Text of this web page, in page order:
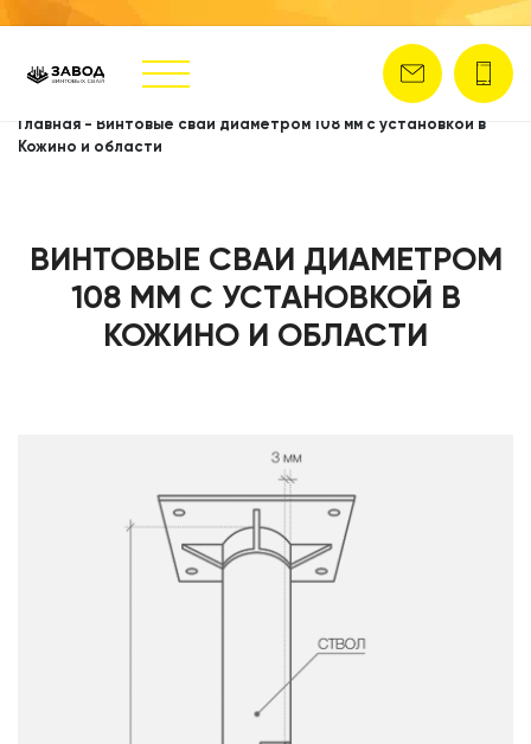
Главная - Винтовые сваи диаметром 108 мм с установкой в
Кожино и области
ВИНТОВЫЕ СВАИ ДИАМЕТРОМ
108 ММ С УСТАНОВКОЙ В
КОЖИНО И ОБЛАСТИ